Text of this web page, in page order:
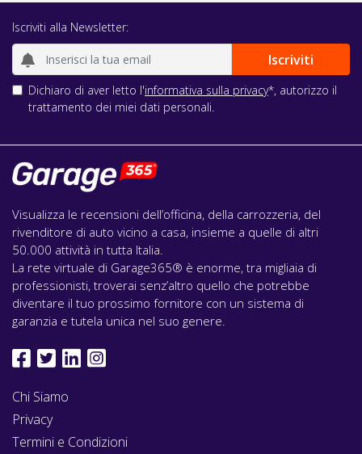
Iscriviti alla Newsletter:
Dichiaro di aver letto l'informativa sulla privacy*, autorizzo il
trattamento dei miei dati personali.
Visualizza le recensioni dell’officina, della carrozzeria, del
rivenditore di auto vicino a casa, insieme a quelle di altri
50.000 attività in tutta Italia.
La rete virtuale di Garage365® è enorme, tra migliaia di
professionisti, troverai senz’altro quello che potrebbe
diventare il tuo prossimo fornitore con un sistema di
garanzia e tutela unica nel suo genere.
Chi Siamo
Privacy
Termini e Condizioni